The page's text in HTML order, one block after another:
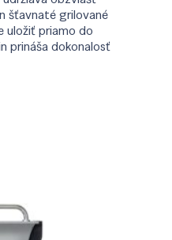
šťavnaté grilované
uložiť priamo do
prináša dokonalosť